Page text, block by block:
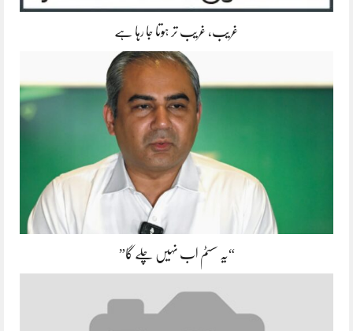
غریب، غریب تر ہوتا جا رہا ہے
“یہ سسٹم اب نہیں چلے گا”